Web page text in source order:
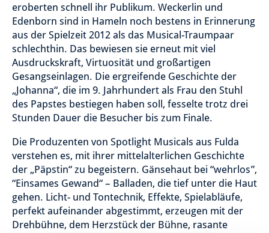
eroberten schnell ihr Publikum. Weckerlin und
Edenborn sind in Hameln noch bestens in Erinnerung
aus der Spielzeit 2012 als das Musical-Traumpaar
schlechthin. Das bewiesen sie erneut mit viel
Ausdruckskraft, Virtuosität und großartigen
Gesangseinlagen. Die ergreifende Geschichte der
„Johanna“, die im 9. Jahrhundert als Frau den Stuhl
des Papstes bestiegen haben soll, fesselte trotz drei
Stunden Dauer die Besucher bis zum Finale.
Die Produzenten von Spotlight Musicals aus Fulda
verstehen es, mit ihrer mittelalterlichen Geschichte
der „Päpstin“ zu begeistern. Gänsehaut bei “wehrlos”,
“Einsames Gewand“ – Balladen, die tief unter die Haut
gehen. Licht- und Tontechnik, Effekte, Spielabläufe,
perfekt aufeinander abgestimmt, erzeugen mit der
Drehbühne, dem Herzstück der Bühne, rasante